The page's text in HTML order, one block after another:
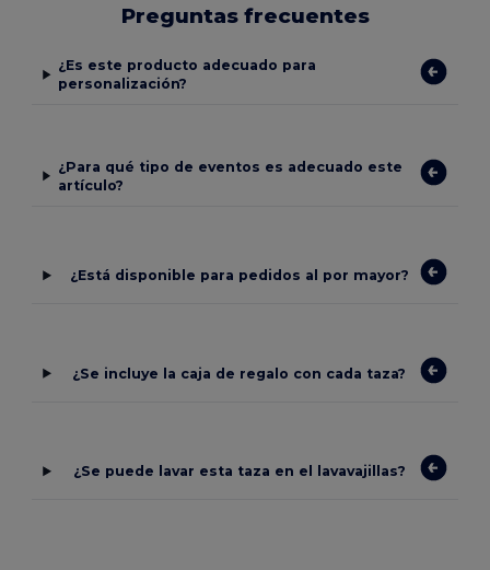
Preguntas frecuentes
¿Es este producto adecuado para
personalización?
¿Para qué tipo de eventos es adecuado este
artículo?
¿Está disponible para pedidos al por mayor?
¿Se incluye la caja de regalo con cada taza?
¿Se puede lavar esta taza en el lavavajillas?